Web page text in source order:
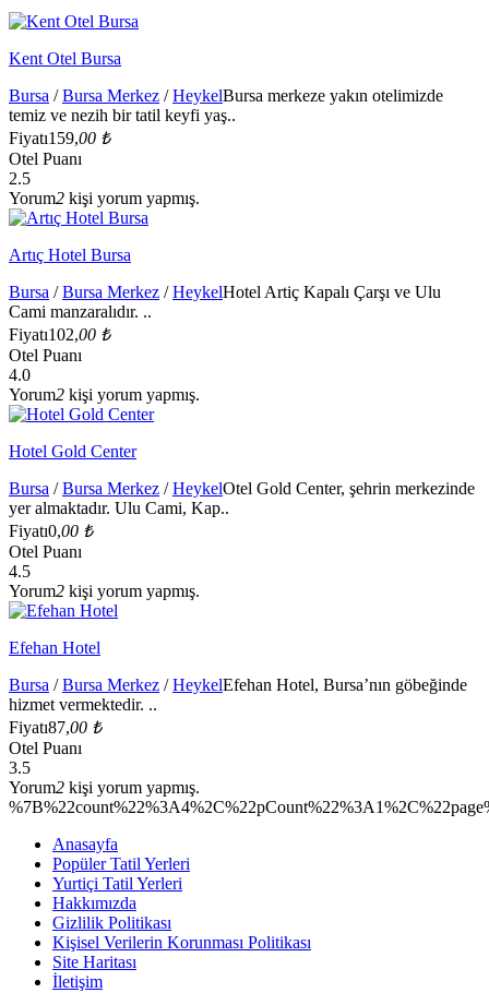
Kent Otel Bursa
Bursa /Bursa Merkez /HeykelBursa merkeze yakın otelimizde
temiz ve nezih bir tatil keyfi yaş..
Fiyatı159,00 ₺
Otel Puanı
2.5
Yorum2 kişi yorum yapmış.
Artıç Hotel Bursa
Bursa /Bursa Merkez /HeykelHotel Artiç Kapalı Çarşı ve Ulu
Cami manzaralıdır. ..
Fiyatı102,00 ₺
Otel Puanı
4.0
Yorum2 kişi yorum yapmış.
Hotel Gold Center
Bursa /Bursa Merkez /HeykelOtel Gold Center, şehrin merkezinde
yer almaktadır. Ulu Cami, Kap..
Fiyatı0,00 ₺
Otel Puanı
4.5
Yorum2 kişi yorum yapmış.
Efehan Hotel
Bursa /Bursa Merkez /HeykelEfehan Hotel, Bursa’nın göbeğinde
hizmet vermektedir. ..
Fiyatı87,00 ₺
Otel Puanı
3.5
Yorum2 kişi yorum yapmış.
Anasayfa
Popüler Tatil Yerleri
Yurtiçi Tatil Yerleri
Hakkımızda
Gizlilik Politikası
Kişisel Verilerin Korunması Politikası
Site Haritası
İletişim